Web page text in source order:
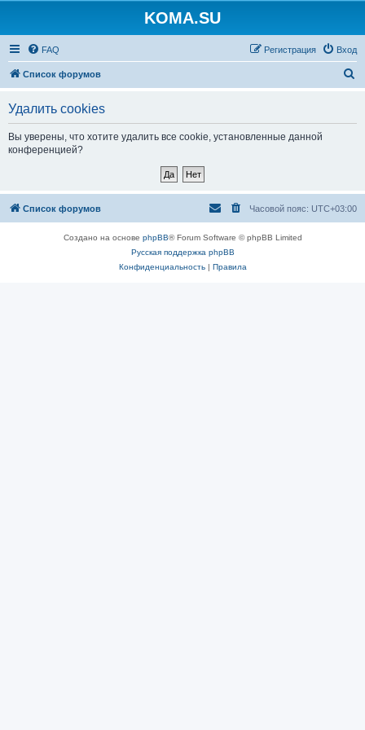
KOMA.SU
FAQ Вход
Регистрация
Список форумов
Удалить cookies
Вы уверены, что хотите удалить все cookie, установленные данной
конференцией?
Список форумов Часовой пояс: UTC+03:00
Создано на основе phpBB® Forum Software © phpBB Limited
Русская поддержка phpBB
Конфиденциальность| Правила